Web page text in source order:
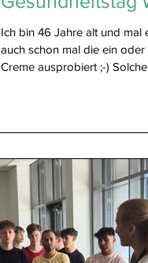
Ich bin 46 Jahre alt und mal
auch schon mal die ein oder
Creme ausprobiert ;-)